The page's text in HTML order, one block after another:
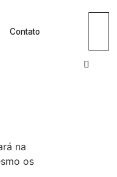
Contato
na
os